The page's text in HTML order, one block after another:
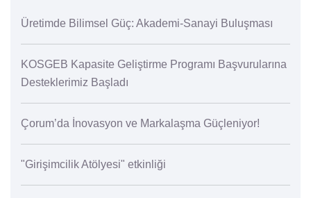
Üretimde Bilimsel Güç: Akademi-Sanayi Buluşması
KOSGEB Kapasite Geliştirme Programı Başvurularına
Desteklerimiz Başladı
Çorum’da İnovasyon ve Markalaşma Güçleniyor!
"Girişimcilik Atölyesi" etkinliği